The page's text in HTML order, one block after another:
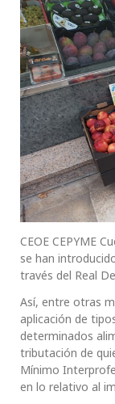
CEOE CEPYME
se han
través del Real
Así, entre otras
aplicación de
determinados
tributación de
Mínimo
en lo relativo al